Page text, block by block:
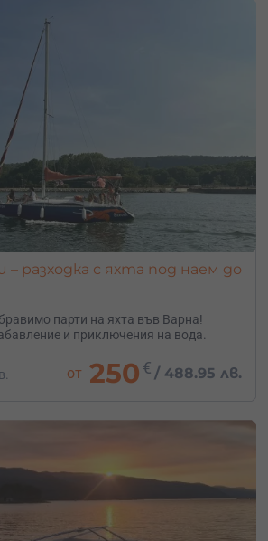
разходка с яхта под наем до
парти на яхта във Варна!
и приключения на вода.
от 250 € / 488.95 лв.